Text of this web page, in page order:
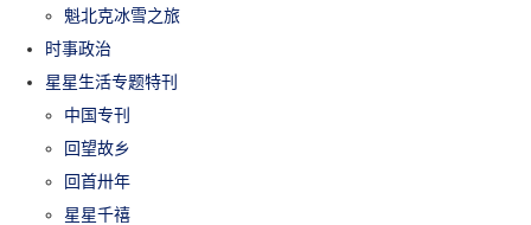
魁北克冰雪之旅
时事政治
星星生活专题特刊
中国专刊
回望故乡
回首卅年
星星千禧